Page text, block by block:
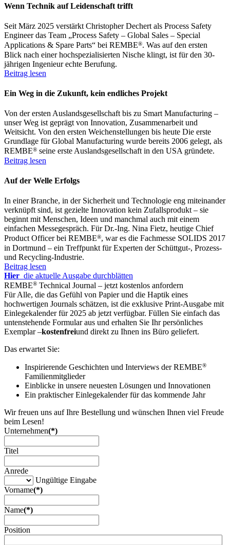
Wenn Technik auf Leidenschaft trifft
Seit März 2025 verstärkt Christopher Dechert als Process Safety
Engineer das Team „Process Safety – Global Sales – Special
Applications & Spare Parts“ bei REMBE®. Was auf den ersten
Blick nach einer hochspezialisierten Nische klingt, ist für den 30-
jährigen Ingenieur echte Berufung.
Beitrag lesen
Ein Weg in die Zukunft, kein endliches Projekt
Von der ersten Auslandsgesellschaft bis zu Smart Manufacturing –
unser Weg ist geprägt von Innovation, Zusammenarbeit und
Weitsicht. Von den ersten Weichenstellungen bis heute Die erste
Grundlage für Global Manufacturing wurde bereits 2006 gelegt, als
REMBE® seine erste Auslandsgesellschaft in den USA gründete.
Beitrag lesen
Auf der Welle Erfolgs
In einer Branche, in der Sicherheit und Technologie eng miteinander
verknüpft sind, ist gezielte Innovation kein Zufallsprodukt – sie
beginnt mit Menschen, Ideen und manchmal auch mit einem
einfachen Messegespräch. Für Dr.-Ing. Nina Fietz, heutige Chief
Product Officer bei REMBE®, war es die Fachmesse SOLIDS 2017
in Dortmund – ein Treffpunkt für Experten der Schüttgut-, Prozess-
und Recycling-Industrie.
Beitrag lesen
Hier die aktuelle Ausgabe durchblätten
REMBE® Technical Journal – jetzt kostenlos anfordern
Für Alle, die das Gefühl von Papier und die Haptik eines
hochwertigen Journals schätzen, ist die exklusive Print-Ausgabe mit
Einlegekalender für 2025 ab jetzt verfügbar. Füllen Sie einfach das
untenstehende Formular aus und erhalten Sie Ihr persönliches
Exemplar –kostenfreiund direkt zu Ihnen ins Büro geliefert.
Das erwartet Sie:
Inspirierende Geschichten und Interviews der REMBE®
Familienmitglieder
Einblicke in unsere neuesten Lösungen und Innovationen
Ein praktischer Einlegekalender für das kommende Jahr
Wir freuen uns auf Ihre Bestellung und wünschen Ihnen viel Freude
beim Lesen!
Unternehmen(*)
Titel
Anrede
Ungültige Eingabe
Vorname(*)
Name(*)
Position